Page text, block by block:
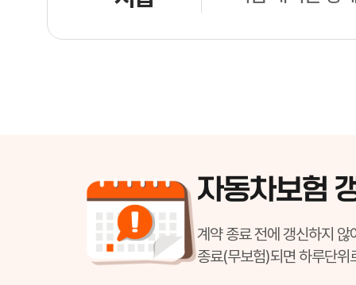
자동차보험
계약 종료 전에 갱신하지 않
종료(무보험)되면 하루단위